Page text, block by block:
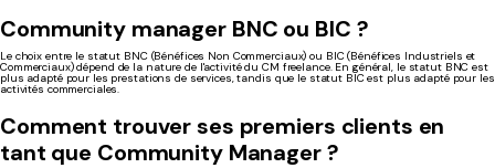
Community manager BNC ou BIC ?
Le choix entre le statut BNC (Bénéfices Non Commerciaux) ou BIC (Bénéfices Industriels et
Commerciaux) dépend de la nature de l'activité du CM freelance. En général, le statut BNC est
plus adapté pour les prestations de services, tandis que le statut BIC est plus adapté pour les
activités commerciales.
Comment trouver ses premiers clients en
tant que Community Manager ?